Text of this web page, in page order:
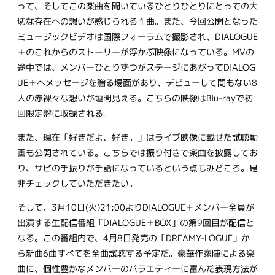
って、そしてこの楽曲を聞いているひとりひとりにとっての大
切な存在への想いが感じられる１曲。また、今回公開となった
ミュージックビデオは国際フォーラムで撮影され、DIALOGUE
＋のこれからのストーリーが浮かぶ映像になっている。MVの
途中では、メンバーひとりずつがステージにあがってDIALOG
UE＋へメッセージを贈る場面があり、デビューして間もない8
人の赤裸々な想いが垣間見える。こちらの映像はBlu-rayで初
回限定盤に収録される。
また、現在「好きだよ、好き。」はライブ映像に載せた試聴動
画も公開されている。こちらでは振り付きで楽曲を披露してお
り、サビの手振りが手話になっているという点もみどころ。是
非チェックしていただきたい。
そして、3月10日(火)21:00よりDIALOGUE＋メンバー全員が
出演する生配信番組「DIALOGUE＋BOX」の第9回目が配信と
なる。この番組内で、4月8日発売の「DREAMY-LOGUE」か
ら新曲6曲すべてを全曲試聴する予定だ。豪華作家陣による楽
曲に、個性豊かなメンバーのバラエティーに富んだ表現方法が